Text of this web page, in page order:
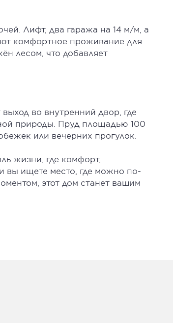
Лифт, два гаража на 14 м/м, а
комфортное проживание для
лесом, что добавляет
во внутренний двор, где
природы. Пруд площадью 100
или вечерних прогулок.
жизни, где комфорт,
вы ищете место, где можно по-
этот дом станет вашим